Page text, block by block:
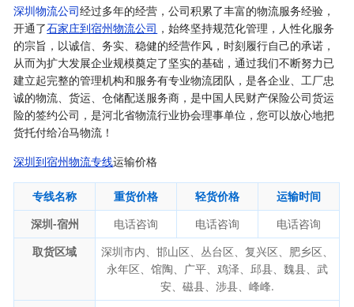
深圳物流公司经过多年的经营，公司积累了丰富的物流服务经验，
开通了石家庄到宿州物流公司 ，始终坚持规范化管理，人性化服务
的宗旨，以诚信、务实、稳健的经营作风，时刻履行自己的承诺，
从而为扩大发展企业规模奠定了坚实的基础，通过我们不断努力已
建立起完整的管理机构和服务有专业物流团队，是各企业、工厂忠
诚的物流、货运、仓储配送服务商，是中国人民财产保险公司货运
险的签约公司，是河北省物流行业协会理事单位，您可以放心地把
货托付给冶马物流！
深圳到宿州物流专线运输价格
专线名称 重货价格 轻货价格
运输时间
深圳-宿州
电话咨询 电话咨询
电话咨询
取货区域
深圳市内、邯山区、丛台区、复兴区、肥乡区、
永年区、馆陶、广平、鸡泽、邱县、魏县、武
安、磁县、涉县、峰峰.